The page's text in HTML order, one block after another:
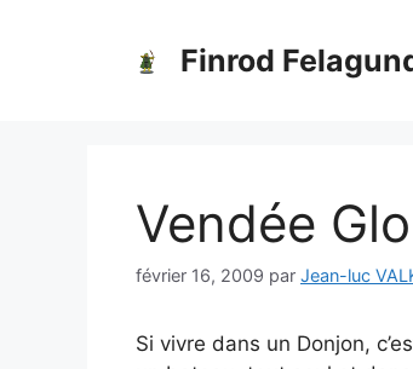
Finrod
Vendée
février 16, 2009 par Jean-luc
Si vivre dans un Donjon,